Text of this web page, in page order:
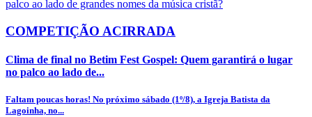
COMPETIÇÃO ACIRRADA
Clima de final no Betim Fest Gospel: Quem garantirá o lugar
no palco ao lado de...
Faltam poucas horas! No próximo sábado (1º/8), a Igreja Batista da
Lagoinha, no...